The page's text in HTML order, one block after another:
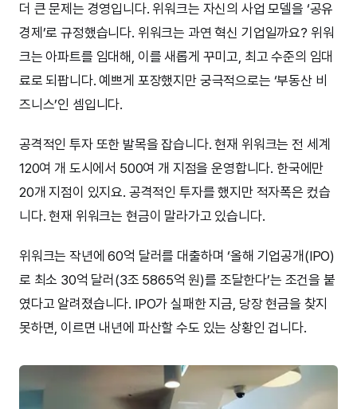
더 큰 문제는 경영입니다. 위워크는 자신의 사업 모델을 ‘공유
경제’로 규정했습니다. 위워크는 과연 혁신 기업일까요? 위워
크는 아파트를 임대해, 이를 새롭게 꾸미고, 최고 수준의 임대
료로 되팝니다. 예쁘게 포장했지만 궁극적으로는 ‘부동산 비
즈니스’인 셈입니다.
공격적인 투자 또한 발목을 잡습니다. 현재 위워크는 전 세계
120여 개 도시에서 500여 개 지점을 운영합니다. 한국에만
20개 지점이 있지요. 공격적인 투자를 했지만 적자폭은 컸습
니다. 현재 위워크는 현금이 말라가고 있습니다.
위워크는 작년에 60억 달러를 대출하며 ‘올해 기업공개(IPO)
로 최소 30억 달러(3조 5865억 원)를 조달한다’는 조건을 붙
였다고 알려졌습니다. IPO가 실패한 지금, 당장 현금을 찾지
못하면, 이르면 내년에 파산할 수도 있는 상황인 겁니다.